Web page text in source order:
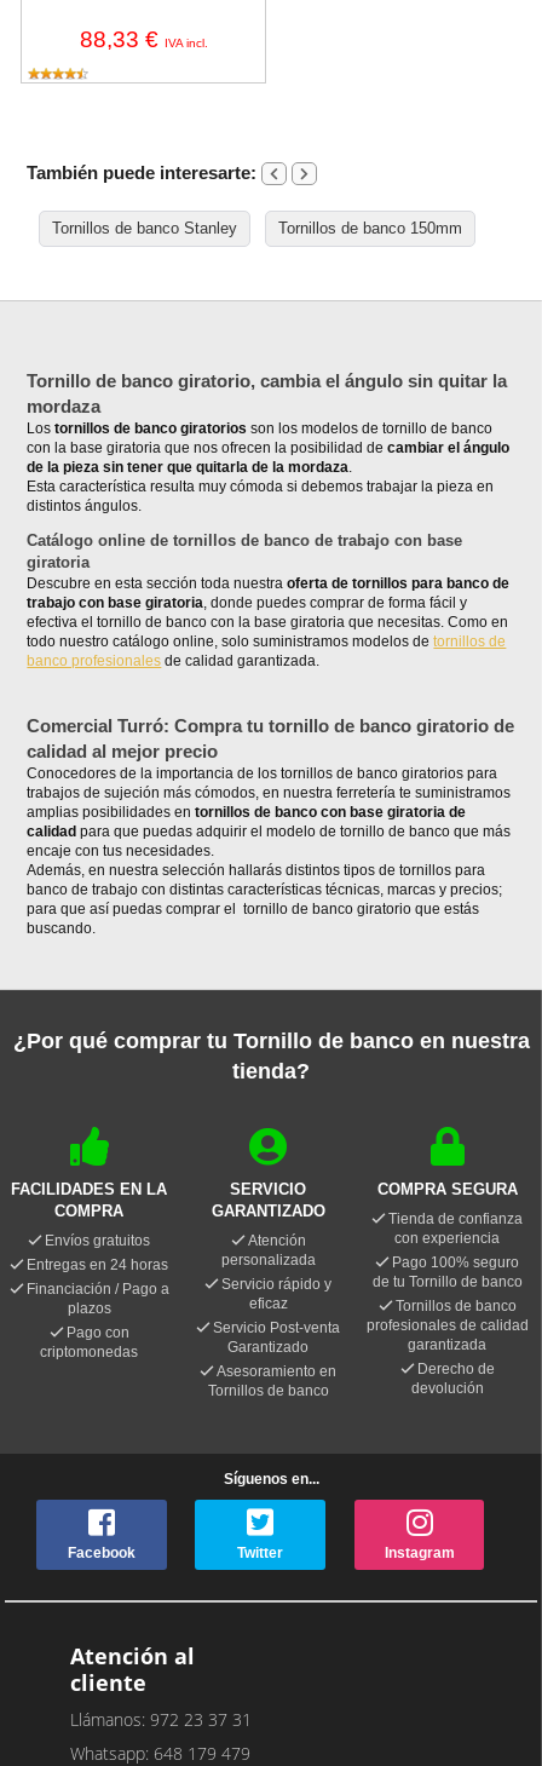
88,33 € IVA incl.
También puede interesarte:
Tornillos de banco Stanley Tornillos de banco 150mm
Tornillo de banco giratorio, cambia el ángulo sin quitar la
mordaza
Lostornillos de banco giratorios son los modelos de tornillo de banco
con la base giratoria que nos ofrecen la posibilidad decambiar el ángulo
de la pieza sin tener que quitarla de la mordaza.
Esta característica resulta muy cómoda si debemos trabajar la pieza en
distintos ángulos.
Catálogo online de tornillos de banco de trabajo con base
giratoria
Descubre en esta sección toda nuestraoferta de tornillos para banco de
trabajo con base giratoria, donde puedes comprar de forma fácil y
efectiva el tornillo de banco con la base giratoria que necesitas. Como en
todo nuestro catálogo online, solo suministramos modelos detornillos de
banco profesionales de calidad garantizada.
Comercial Turró: Compra tu tornillo de banco giratorio de
calidad al mejor precio
Conocedores de la importancia de los tornillos de banco giratorios para
trabajos de sujeción más cómodos, en nuestra ferretería te suministramos
amplias posibilidades entornillos de banco con base giratoria de
calidad para que puedas adquirir el modelo de tornillo de banco que más
encaje con tus necesidades.
Además, en nuestra selección hallarás distintos tipos de tornillos para
banco de trabajo con distintas características técnicas, marcas y precios;
para que así puedas comprar el tornillo de banco giratorio que estás
buscando.
¿Por qué comprar tu Tornillo de banco en nuestra
tienda?
FACILIDADES EN LA
COMPRA
Envíos gratuitos
Entregas en 24 horas
Financiación / Pago a
plazos
Pago con
criptomonedas
SERVICIO
GARANTIZADO
Atención
personalizada
Servicio rápido y
eficaz
Servicio Post-venta
Garantizado
Asesoramiento en
Tornillos de banco
COMPRA SEGURA
Tienda de confianza
con experiencia
Pago 100% seguro
de tu Tornillo de banco
Tornillos de banco
profesionales de calidad
garantizada
Derecho de
devolución
Síguenos en...
Facebook Twitter Instagram
Atención al
cliente
Llámanos: 972 23 37 31
Whatsapp: 648 179 479